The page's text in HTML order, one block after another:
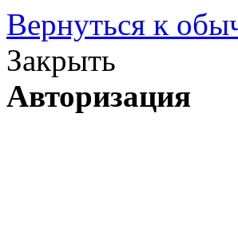
Вернуться к
Закрыть
Авторизация